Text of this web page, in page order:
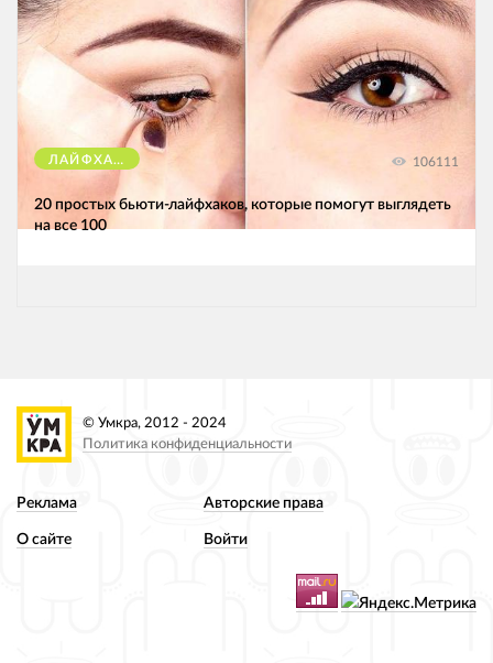
ЛАЙФХАКИ 106111
20 простых бьюти-лайфхаков, которые помогут выглядеть
на все 100
Реклама Авторские права
О сайте Войти
© Умкра, 2012 - 2024
Политика конфиденциальности